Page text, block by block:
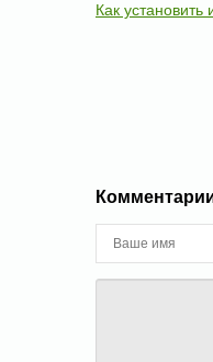
Как установить